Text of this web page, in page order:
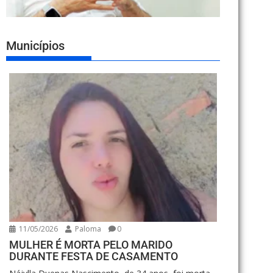
Municípios
11/05/2026 Paloma 0
MULHER É MORTA PELO MARIDO
DURANTE FESTA DE CASAMENTO